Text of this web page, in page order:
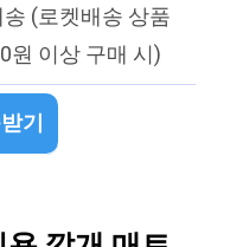
(로켓배송 상품
원 이상 구매 시)
기